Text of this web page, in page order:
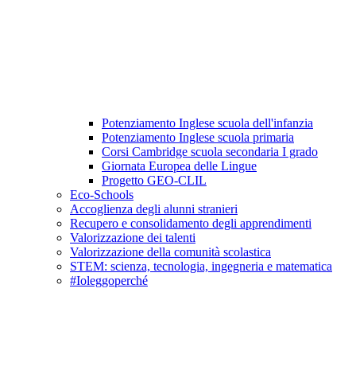
Potenziamento Inglese scuola dell'infanzia
Potenziamento Inglese scuola primaria
Corsi Cambridge scuola secondaria I grado
Giornata Europea delle Lingue
Progetto GEO-CLIL
Eco-Schools
Accoglienza degli alunni stranieri
Recupero e consolidamento degli apprendimenti
Valorizzazione dei talenti
Valorizzazione della comunità scolastica
STEM: scienza, tecnologia, ingegneria e matematica
#Ioleggoperché